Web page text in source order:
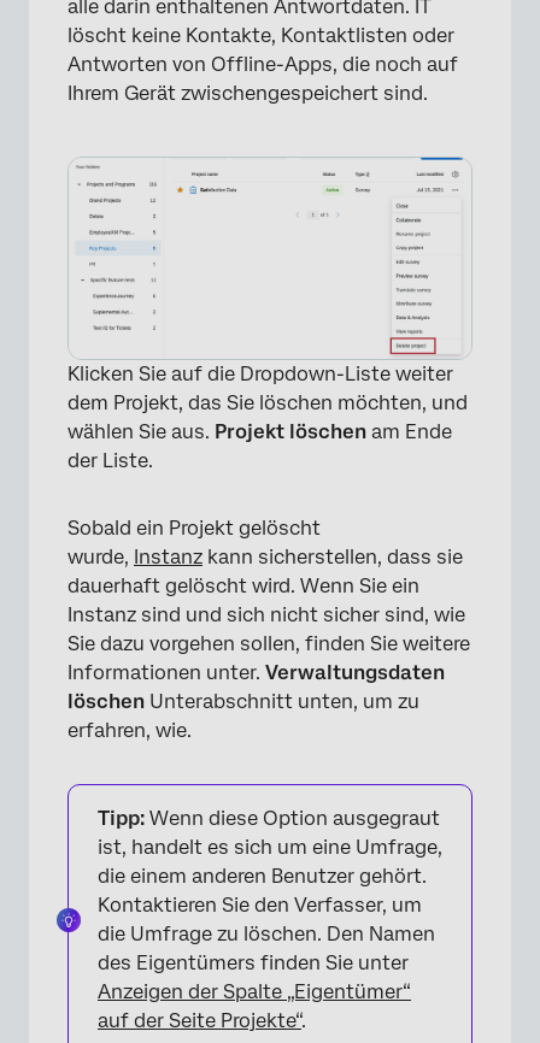
×
alle darin enthaltenen Antwortdaten. IT
löscht keine Kontakte, Kontaktlisten oder
Antworten von Offline-Apps, die noch auf
Ihrem Gerät zwischengespeichert sind.
Klicken Sie auf die Dropdown-Liste weiter
dem Projekt, das Sie löschen möchten, und
wählen Sie aus. Projekt löschen am Ende
der Liste.
Sobald ein Projekt gelöscht
wurde, Instanz kann sicherstellen, dass sie
dauerhaft gelöscht wird. Wenn Sie ein
Instanz sind und sich nicht sicher sind, wie
Sie dazu vorgehen sollen, finden Sie weitere
Informationen unter. Verwaltungsdaten
löschen Unterabschnitt unten, um zu
erfahren, wie.
Tipp: Wenn diese Option ausgegraut
ist, handelt es sich um eine Umfrage,
die einem anderen Benutzer gehört.
Kontaktieren Sie den Verfasser, um
die Umfrage zu löschen. Den Namen
des Eigentümers finden Sie unter
Anzeigen der Spalte „Eigentümer“
auf der Seite Projekte“.